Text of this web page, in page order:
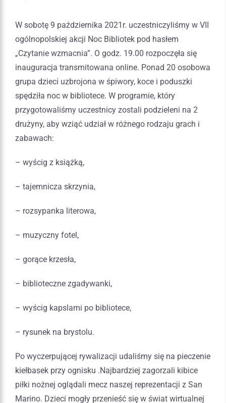
W sobotę 9 października 2021r. uczestniczyliśmy w VII
ogólnopolskiej akcji Noc Bibliotek pod hasłem
„Czytanie wzmacnia”. O godz. 19.00 rozpoczęła się
inauguracja transmitowana online. Ponad 20 osobowa
grupa dzieci uzbrojona w śpiwory, koce i poduszki
spędziła noc w bibliotece. W programie, który
przygotowaliśmy uczestnicy zostali podzieleni na 2
drużyny, aby wziąć udział w różnego rodzaju grach i
zabawach:
– wyścig z książką,
– tajemnicza skrzynia,
– rozsypanka literowa,
– muzyczny fotel,
– gorące krzesła,
– biblioteczne zgadywanki,
– wyścig kapslami po bibliotece,
– rysunek na brystolu.
Po wyczerpującej rywalizacji udaliśmy się na pieczenie
kiełbasek przy ognisku .Najbardziej zagorzali kibice
piłki nożnej oglądali mecz naszej reprezentacji z San
Marino. Dzieci mogły przenieść się w świat wirtualnej